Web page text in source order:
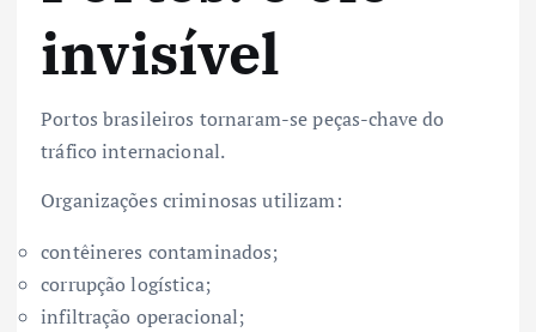
invisível
Portos brasileiros tornaram-se peças-chave do
tráfico internacional.
Organizações criminosas utilizam:
contêineres contaminados;
corrupção logística;
infiltração operacional;